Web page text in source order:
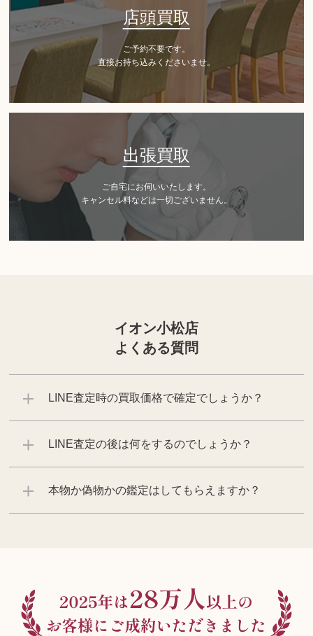
店頭買取
ご予約不要です。
直接お持ち込みくださいませ。
出張買取
ご自宅にお伺いいたします。
キャンセル料などは一切ございません。
イオン小松店
よくある質問
LINE査定時の買取価格で確定でしょうか？
LINE査定の後は何をするのでしょうか？
本物か偽物かの鑑定はしてもらえますか？